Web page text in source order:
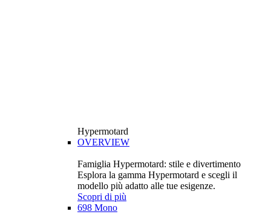
Hypermotard
OVERVIEW
Famiglia Hypermotard: stile e divertimento
Esplora la gamma Hypermotard e scegli il
modello più adatto alle tue esigenze.
Scopri di più
698 Mono